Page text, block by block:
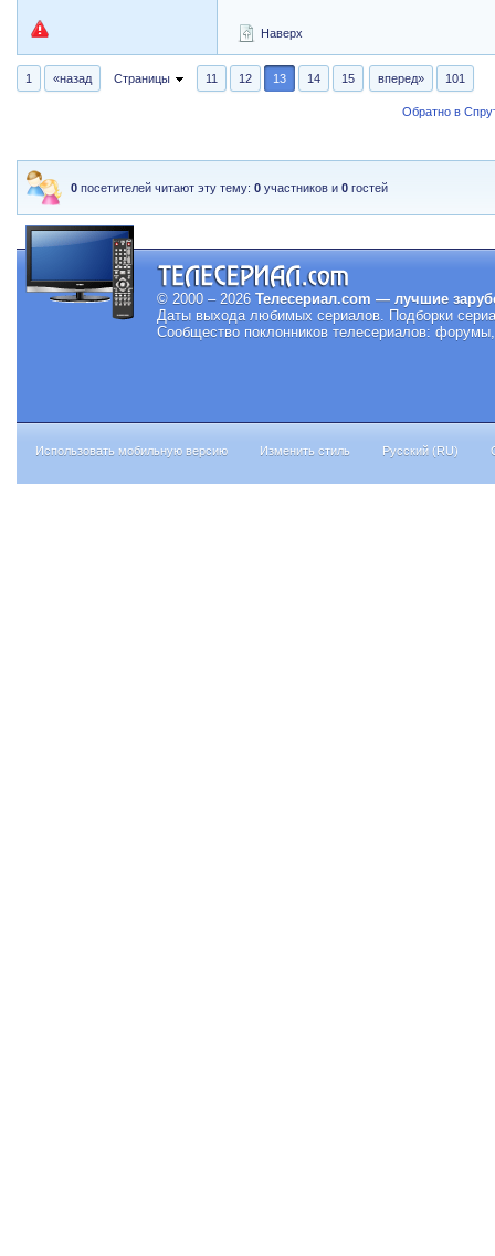
Наверх
1 «назад Страницы 11 12 13 14 15 вперед» 101
Обратно в
0 посетителей читают эту тему:0 участников и0 гостей
© 2000 – 2026 Телесериал.com — лучшие
Даты выхода любимых сериалов. Подборки
Сообщество поклонников телесериалов:
Использовать мобильную версию Изменить стиль Русский (RU)